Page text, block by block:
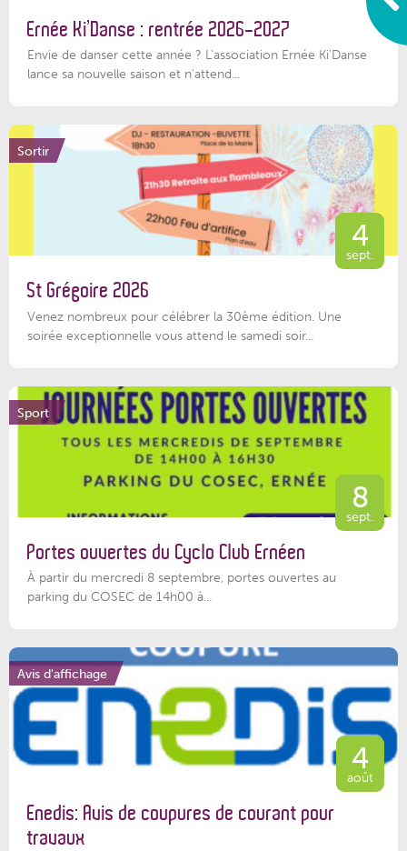
Ernée Ki’Danse : rentrée 2026-2027
Envie de danser cette année ? L'association Ernée Ki'Danse
lance sa nouvelle saison et n'attend...
Sortir
4
sept.
St Grégoire 2026
Venez nombreux pour célébrer la 30ème édition. Une
soirée exceptionnelle vous attend le samedi soir...
Sport
8
sept.
Portes ouvertes du Cyclo Club Ernéen
À partir du mercredi 8 septembre, portes ouvertes au
parking du COSEC de 14h00 à...
Avis d'affichage
4
août
Enedis: Avis de coupures de courant pour
travaux